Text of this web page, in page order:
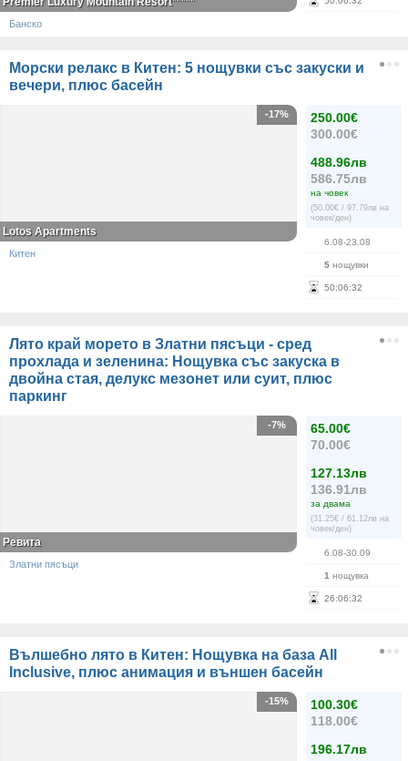
Банско
Морски релакс в Китен: 5 нощувки със закуски и
вечери, плюс басейн
250.00€
300.00€
488.96лв
586.75лв
на човек
(50.00€ / 97.79лв на
човек/ден)
6.08-23.08
5 нощувки
50:06:32
-17%
Lotos Apartments
Китен
Лято край морето в Златни пясъци - сред
прохлада и зеленина: Нощувка със закуска в
двойна стая, делукс мезонет или суит, плюс
паркинг
65.00€
70.00€
127.13лв
136.91лв
за двама
(31.25€ / 61.12лв на
човек/ден)
6.08-30.09
1 нощувка
26:06:32
-7%
Ревита
Златни пясъци
Вълшебно лято в Китен: Нощувка на база All
Inclusive, плюс анимация и външен басейн
100.30€
118.00€
196.17лв
-15%